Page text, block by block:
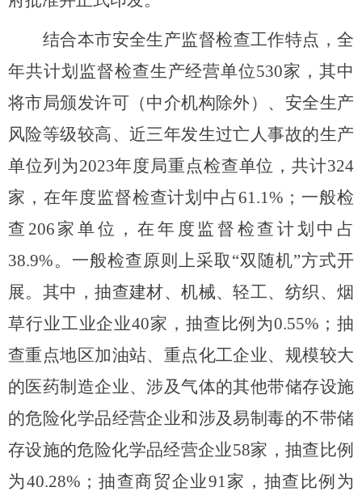
结合本市安全生产监督检查工作特点， 全
年共计划监督检查生产经营单位530家，其中
将市局颁发许可（中介机构除外） 、 安全生产
风险等级较高、 近三年发生过亡人事故的生产
单位列为2023年度局重点检查单位，共计324
家，在年度监督检查计划中占61.1% ；一般检
查 206 家单位，在年度监督检查计划中占
38.9%。 一般检查原则 上采取“双随机”方式开
展。 其中，抽查建材、机械、轻工、纺织、烟
草行业工业企业40家，抽查比例为0.55%；抽
查重点地区加油站、重点化工企业、规模较大
的医药制造企业、涉及气体的其他带储存设施
的危险化学品经营企业和涉及易制毒的不带储
存设施的危险化学品经营企业58家 ，抽查比例
为40.28%；抽查商贸企业91家，抽查比例为